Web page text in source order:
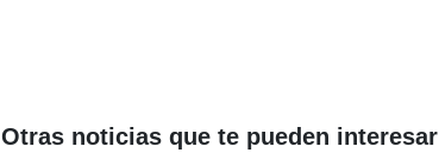
Otras noticias que te pueden interesar